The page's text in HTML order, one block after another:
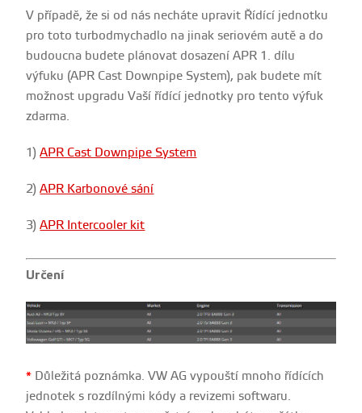
V případě, že si od nás necháte upravit Řídící jednotku
pro toto turbodmychadlo na jinak seriovém autě a do
budoucna budete plánovat dosazení APR 1. dílu
výfuku (APR Cast Downpipe System), pak budete mít
možnost upgradu Vaší řídící jednotky pro tento výfuk
zdarma.
1)APR Cast Downpipe System
2)APR Karbonové sání
3)APR Intercooler kit
Určení
* Důležitá poznámka. VW AG vypouští mnoho řídících
jednotek s rozdílnými kódy a revizemi softwaru.